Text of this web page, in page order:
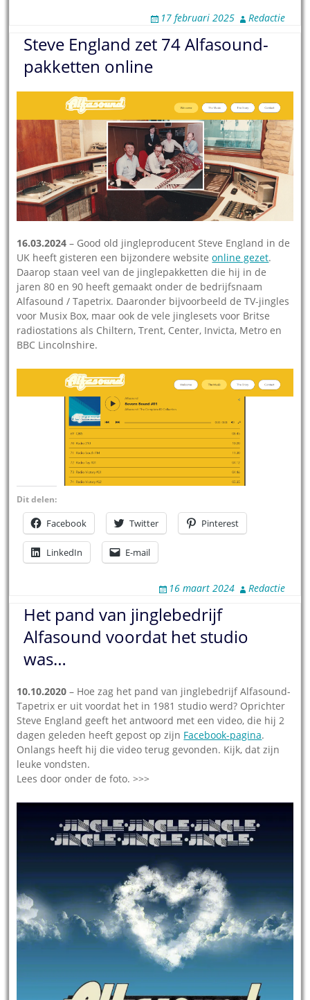
17 februari 2025 Redactie
Steve England zet 74 Alfasound-
pakketten online
16.03.2024 – Good old jingleproducent Steve England in de
UK heeft gisteren een bijzondere websiteonline gezet.
Daarop staan veel van de jinglepakketten die hij in de
jaren 80 en 90 heeft gemaakt onder de bedrijfsnaam
Alfasound / Tapetrix. Daaronder bijvoorbeeld de TV-jingles
voor Musix Box, maar ook de vele jinglesets voor Britse
radiostations als Chiltern, Trent, Center, Invicta, Metro en
BBC Lincolnshire.
Dit delen:
Facebook Twitter Pinterest
LinkedIn E-mail
16 maart 2024 Redactie
Het pand van jinglebedrijf
Alfasound voordat het studio
was…
10.10.2020 – Hoe zag het pand van jinglebedrijf Alfasound-
Tapetrix er uit voordat het in 1981 studio werd? Oprichter
Steve England geeft het antwoord met een video, die hij 2
dagen geleden heeft gepost op zijn Facebook-pagina.
Onlangs heeft hij die video terug gevonden. Kijk, dat zijn
leuke vondsten.
Lees door onder de foto. >>>